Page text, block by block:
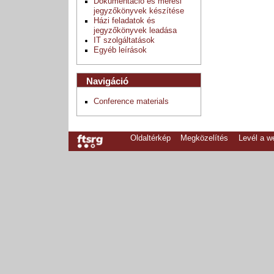
jegyzőkönyvek készítése
Házi feladatok és
jegyzőkönyvek leadása
IT szolgáltatások
Egyéb leírások
Navigáció
Conference materials
Oldaltérkép Megközelítés Levél a